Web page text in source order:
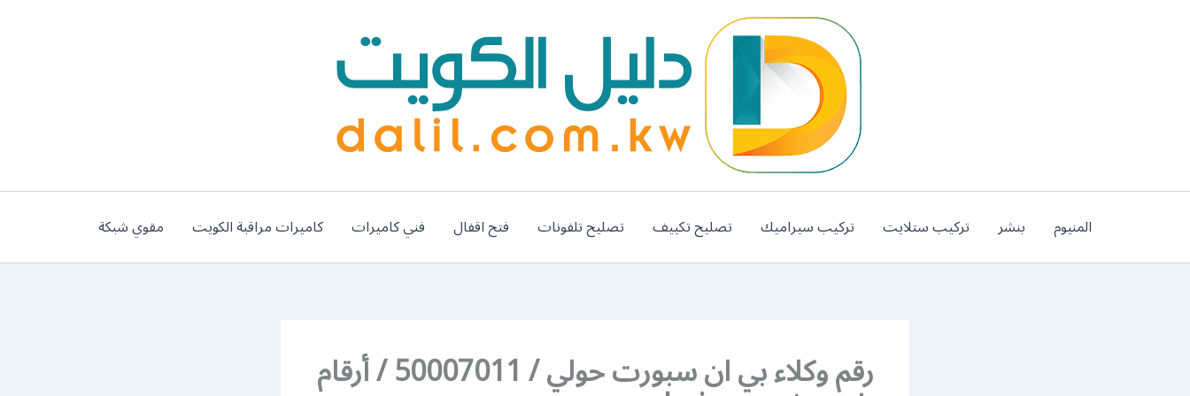
المنيوم بنشر تركيب ستلايت تركيب سيراميك تصليح تكييف تصليح تلفونات فتح اقفال فني كاميرات كاميرات مراقبة الكويت مقوي شبكة
رقم وكلاء بي ان سبورت حولي / 50007011 / أرقام